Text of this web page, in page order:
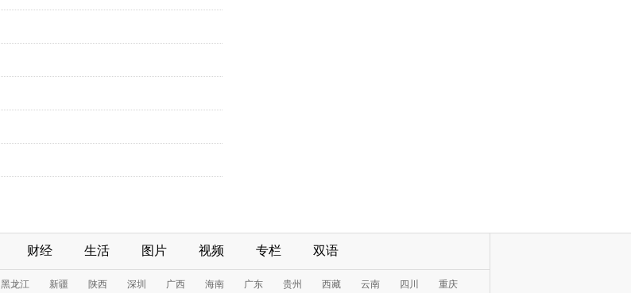
财经 生活 图片 视频 专栏 双语
黑龙江 新疆 陕西 深圳 广西 海南 广东 贵州 西藏 云南 四川 重庆